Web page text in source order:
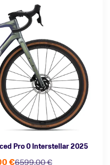
Pro 0 Interstellar 2025
6599,00 €
€